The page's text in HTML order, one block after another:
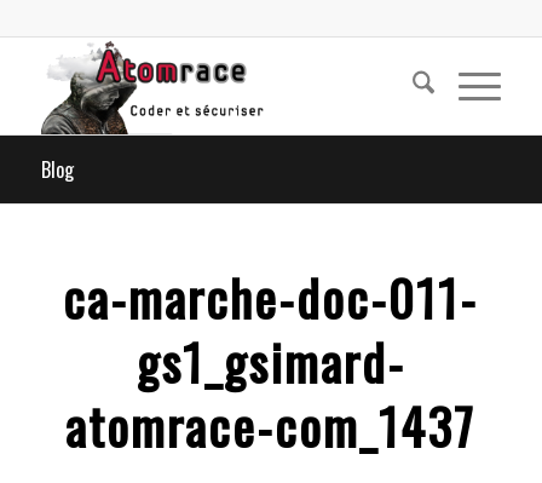
Blog
ca-marche-doc-011-
gs1_gsimard-
atomrace-com_1437